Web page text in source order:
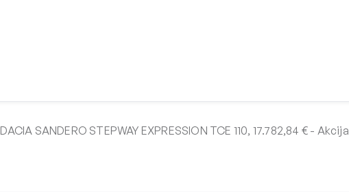
DACIA SANDERO STEPWAY EXPRESSION TCE 110, 17.782,84 € - Akcija